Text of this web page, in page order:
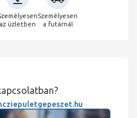
az üzletben
Személyesen
a futárnál